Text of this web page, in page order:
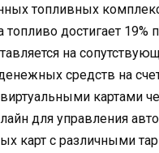
топливных
достигает
на
средств на
картами
для управления
карт с различными